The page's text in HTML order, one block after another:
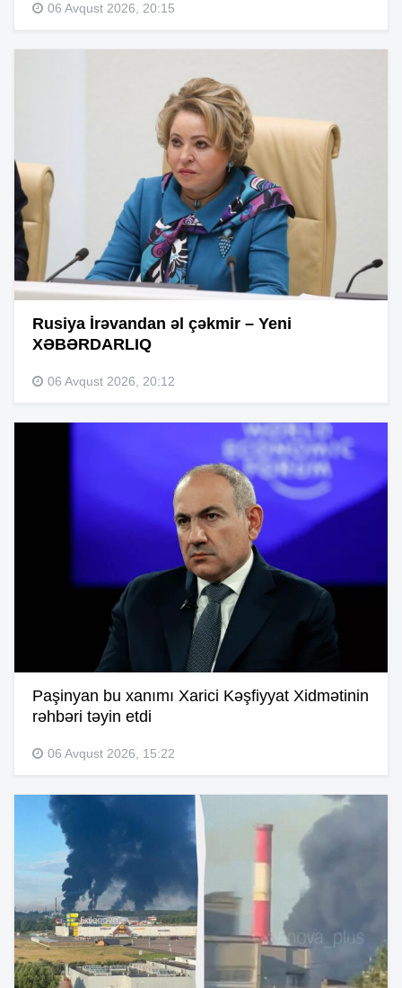
06 Avqust 2026, 20:15
Rusiya İrəvandan əl çəkmir – Yeni
XƏBƏRDARLIQ
06 Avqust 2026, 20:12
Paşinyan bu xanımı Xarici Kəşfiyyat Xidmətinin
rəhbəri təyin etdi
06 Avqust 2026, 15:22